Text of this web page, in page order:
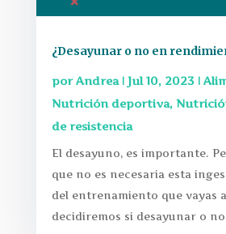
¿Desayunar o no en
porAndrea| Jul 10, 2023|
Nutrición deportiva,
de resistencia
El desayuno, es importante.
que no es necesaria esta
del entrenamiento que vayas
decidiremos si desayunar o